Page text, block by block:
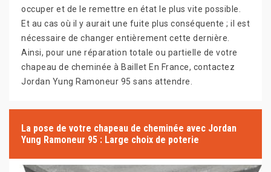
occuper et de le remettre en état le plus vite possible.
Et au cas où il y aurait une fuite plus conséquente ; il est
nécessaire de changer entièrement cette dernière.
Ainsi, pour une réparation totale ou partielle de votre
chapeau de cheminée à Baillet En France, contactez
Jordan Yung Ramoneur 95 sans attendre.
La pose de votre chapeau de cheminée avec Jordan
Yung Ramoneur 95 : Large choix de poterie